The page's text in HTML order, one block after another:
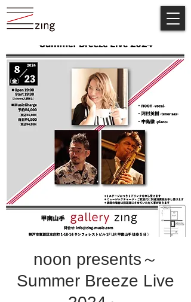
noon presents～
Summer Breeze Live